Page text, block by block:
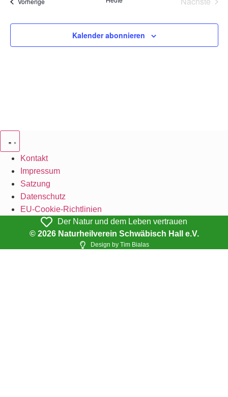
Kalender abonnieren
Kontakt
Impressum
Satzung
Datenschutz
EU-Cookie-Richtlinien
Der Natur und dem Leben vertrauen
© 2026 Naturheilverein Schwäbisch Hall e.V.
Design by Tim Bialas